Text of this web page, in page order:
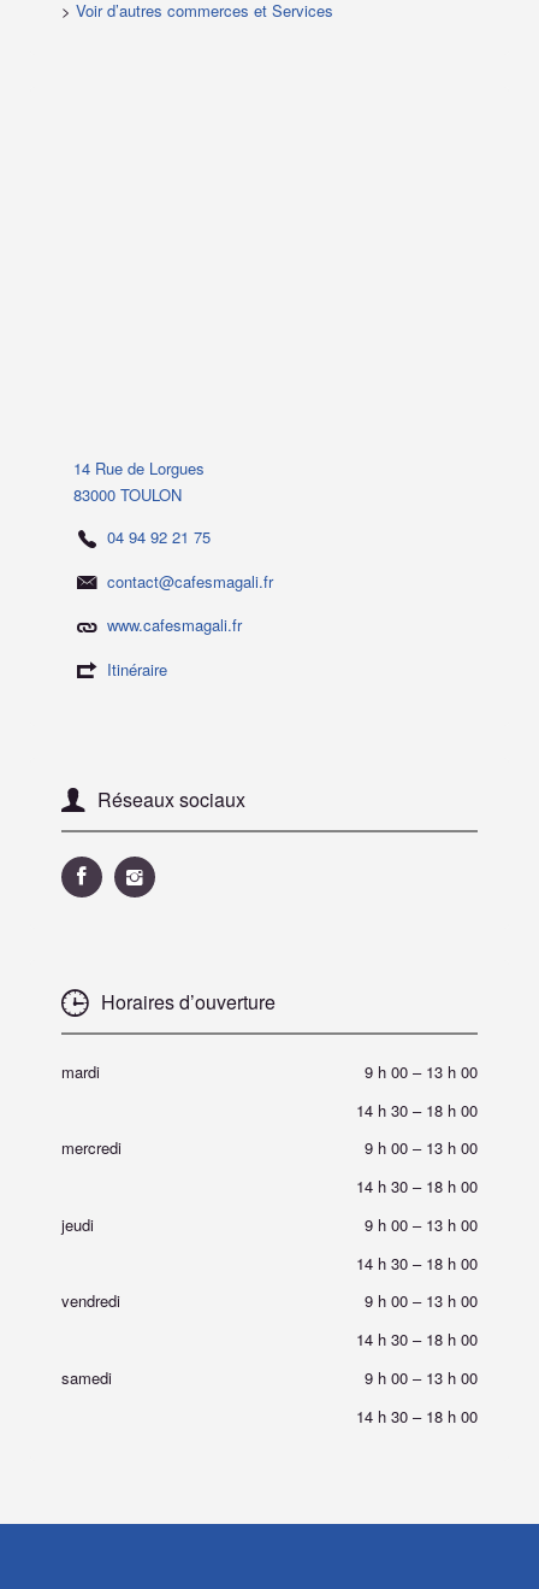
> Voir d’autres commerces et Services
14 Rue de Lorgues
83000 TOULON
04 94 92 21 75
contact@cafesmagali.fr
www.cafesmagali.fr
Itinéraire
Réseaux sociaux
Horaires d’ouverture
mardi 9 h 00 – 13 h 00
14 h 30 – 18 h 00
mercredi
9 h 00 – 13 h 00
14 h 30 – 18 h 00
jeudi
9 h 00 – 13 h 00
14 h 30 – 18 h 00
vendredi
9 h 00 – 13 h 00
14 h 30 – 18 h 00
samedi
9 h 00 – 13 h 00
14 h 30 – 18 h 00